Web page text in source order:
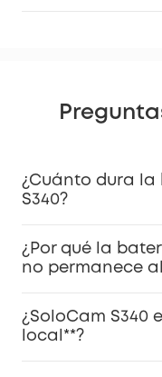
¿Cuánto dura la
S340?
¿Por qué la
no permanece al
¿SoloCam S340
local**?